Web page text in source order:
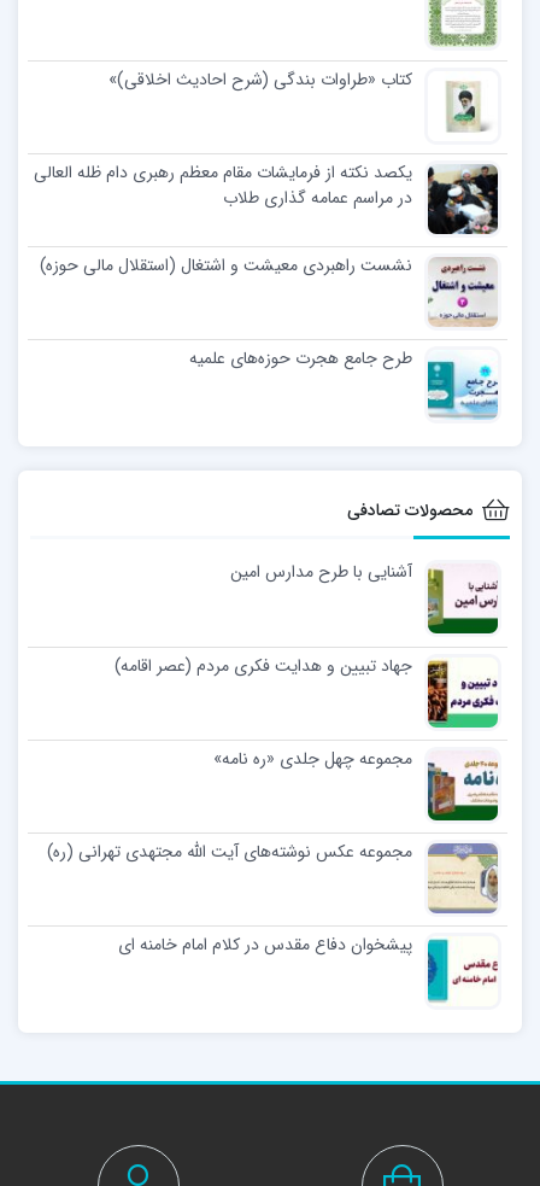
کتاب «طراوات بندگی (شرح احادیث اخلاقی)»
یکصد نکته از فرمایشات مقام معظم رهبری دام ظله العالی
در مراسم عمامه گذاری طلاب
نشست راهبردی معیشت و اشتغال (استقلال مالی حوزه)
طرح جامع هجرت حوزه‌های علمیه
محصولات تصادفی
آشنایی با طرح مدارس امین
جهاد تبیین و هدایت فکری مردم (عصر اقامه)
مجموعه چهل جلدی «ره نامه»
مجموعه عکس نوشته‌های آیت الله مجتهدی تهرانی (ره)
پیشخوان دفاع مقدس در کلام امام خامنه ای